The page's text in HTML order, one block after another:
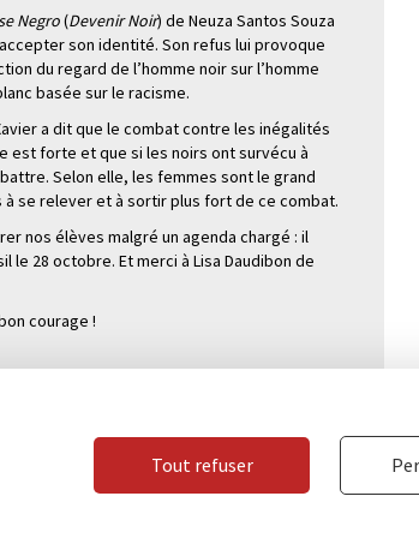
Negro(Devenir Noir) de Neuza Santos Souza
son identité. Son refus lui provoque
du regard de l’homme noir sur l’homme
basée sur le racisme.
a dit que le combat contre les inégalités
est forte et que si les noirs ont survécu à
Selon elle, les femmes sont le grand
se relever et à sortir plus fort de ce combat.
nos élèves malgré un agenda chargé : il
28 octobre. Et merci à Lisa Daudibon de
courage !
LYCÉE CHATEAUBRIAND
Tél. : 02 99 28 19 00
Second cycle,
Tout refuser